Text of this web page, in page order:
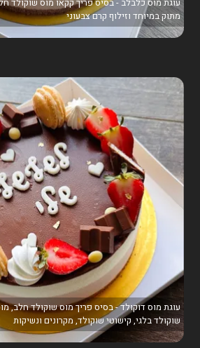
מתוק במיוחד וזילוף קרם צבעוני
עוגת מוס דוקולד - בסיס פריך מוס שוקולד חלב,
שוקולד בלגי, קישוטי שוקולד, מקרונים ונשיקות